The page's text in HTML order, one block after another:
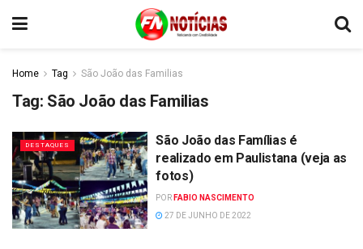
Home Tag São João das Familias
Tag: São João das Familias
DESTAQUES
São João das Famílias é
realizado em Paulistana (veja as
fotos)
POR FABIO NASCIMENTO
27 DE JUNHO DE 2022